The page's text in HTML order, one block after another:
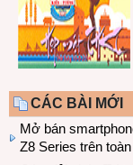
CÁC BÀI MỚI
Mở bán
Z8 Series trên